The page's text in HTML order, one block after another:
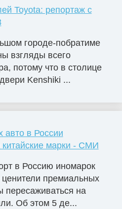
Toyota: репортаж с
городе-побратиме
взгляды всего
потому что в столице
Kenshiki ...
в России
марки - СМИ
в Россию иномарок
премиальных
на
Об этом 5 де...